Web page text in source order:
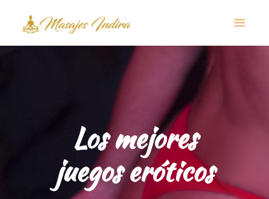
Los mejores
juegos eróticos